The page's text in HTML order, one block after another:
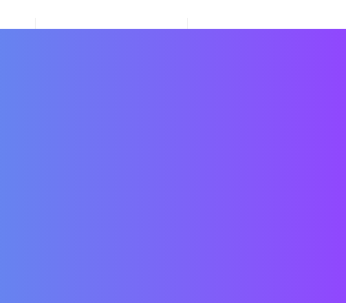
della Regione Toscana N. 30 del 26 luglio 1997.